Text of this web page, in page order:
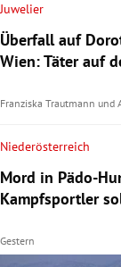
Juwelier
Überfall auf
Wien: Täter auf
Franziska Trautmann und
Niederösterreich
Mord in Pädo-
Kampfsportler
Gestern